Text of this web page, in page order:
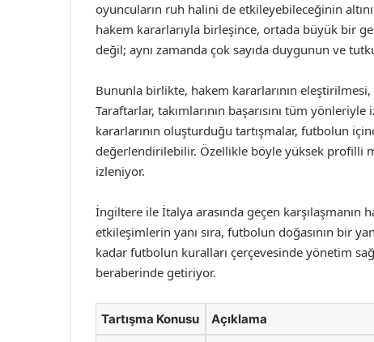
oyuncuların ruh halini de etkileyebileceğinin
hakem kararlarıyla birleşince, ortada büyük bir
değil; aynı zamanda çok sayıda duygunun ve
Bununla birlikte, hakem kararlarının
Taraftarlar, takımlarının başarısını tüm
kararlarının oluşturduğu tartışmalar, futbolun
değerlendirilebilir. Özellikle böyle yüksek profilli
izleniyor.
İngiltere ile İtalya arasında geçen karşılaşmanın
etkileşimlerin yanı sıra, futbolun doğasının bir
kadar futbolun kuralları çerçevesinde yönetim
beraberinde getiriyor.
Tartışma Konusu Açıklama